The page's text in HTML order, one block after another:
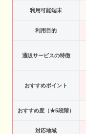
利用可能端末
利用目的
通販サービスの特徴
おすすめポイント
おすすめ度（★5段階）
対応地域